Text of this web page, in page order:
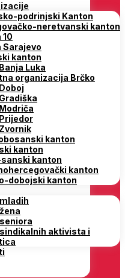
podrinjski Kanton
neretvanski kanton
10
Sarajevo
kanton
Luka
organizacija Brčko
kanton
kanton
kanton
kanton
dobojski kanton
aktivista i